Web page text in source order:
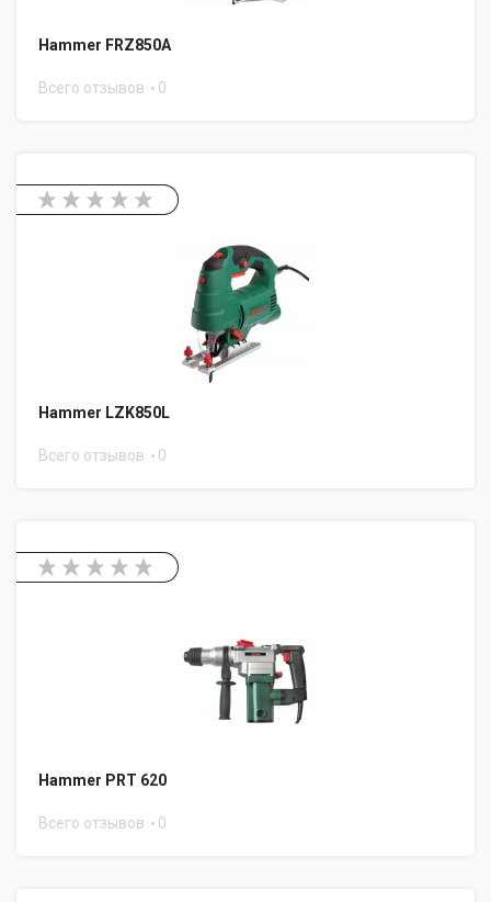
Hammer FRZ850A
Всего отзывов 0
Hammer LZK850L
Всего отзывов 0
Hammer PRT 620
Всего отзывов 0